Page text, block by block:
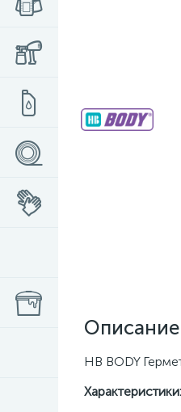
Описание
HB BODY
Характеристики: